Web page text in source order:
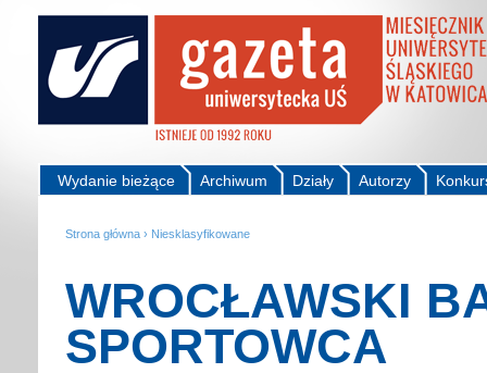
Autorzy
Działy
Archiwum
Wydanie bieżące
Strona główna › Niesklasyfikowane
WROCŁAWSKI
SPORTOWCA